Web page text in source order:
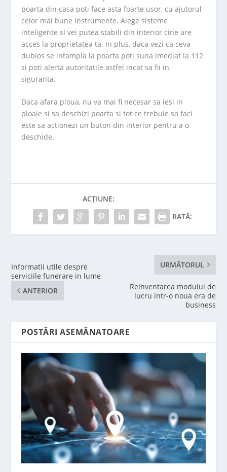
poarta din casa poti face asta foarte usor, cu ajutorul
celor mai bune instrumente. Alege sisteme
inteligente si vei putea stabili din interior cine are
acces la proprietatea ta. In plus, daca vezi ca ceva
dubios se intampla la poarta poti suna imediat la 112
si poti alerta autoritatile astfel incat sa fii in
siguranta.
Daca afara ploua, nu va mai fi necesar sa iesi in
ploaie si sa deschizi poarta si tot ce trebuie sa faci
este sa actionezi un buton din interior pentru a o
deschide.
ACȚIUNE:
RATĂ:
Informatii utile despre
serviciile funerare in lume
ANTERIOR
URMĂTORUL
Reinventarea modului de
lucru intr-o noua era de
business
POSTĂRI ASEMĂNATOARE